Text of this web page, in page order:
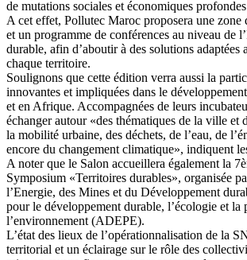
de mutations sociales et économiques
A cet effet, Pollutec Maroc proposera une zone
et un programme de conférences au niveau de
durable, afin d’aboutir à des solutions adaptées
chaque territoire.
Soulignons que cette édition verra aussi la
innovantes et impliquées dans le
et en Afrique. Accompagnées de leurs
échanger autour «des thématiques de la ville et
la mobilité urbaine, des déchets, de l’eau, de
encore du changement climatique», indiquent
A noter que le Salon accueillera également la
Symposium «Territoires durables», organisée
l’Energie, des Mines et du Développement
pour le développement durable, l’écologie et la
l’environnement (ADEPE).
L’état des lieux de l’opérationnalisation de la
territorial et un éclairage sur le rôle des